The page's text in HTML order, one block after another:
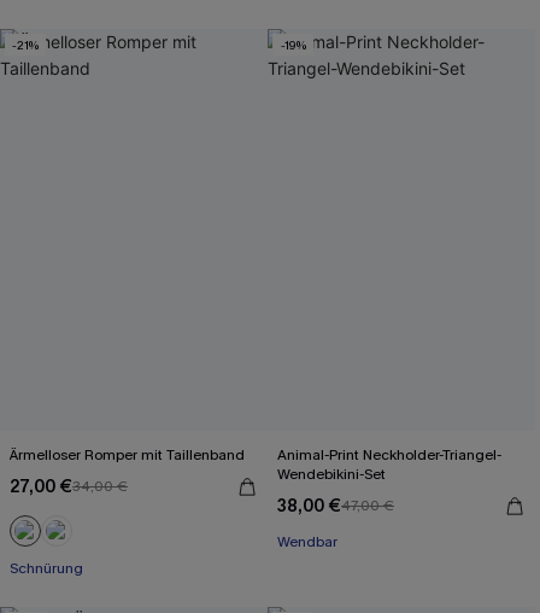
-21%
Ärmelloser Romper mit Taillenband
27,00 €34,00 €
Schnürung
-19%
Animal-Print Neckholder-Triangel-
Wendebikini-Set
38,00 €47,00 €
Wendbar